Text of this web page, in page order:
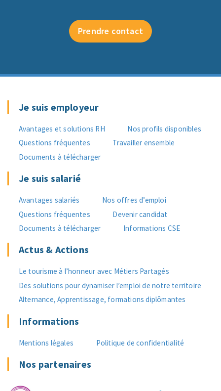
Prendre contact
Je suis employeur
Avantages et solutions RH
Nos profils disponibles
Questions fréquentes
Travailler ensemble
Documents à télécharger
Je suis salarié
Avantages salariés
Nos offres d’emploi
Questions fréquentes
Devenir candidat
Documents à télécharger
Informations CSE
Actus & Actions
Le tourisme à l’honneur avec Métiers Partagés
Des solutions pour dynamiser l’emploi de notre territoire
Alternance, Apprentissage, formations diplômantes
Informations
Mentions légales Politique de confidentialité
Nos partenaires